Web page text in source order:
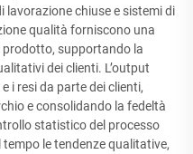
chiuse e sistemi di
qualità forniscono una
supportando la
dei clienti. L’output
i resi da parte dei clienti,
e consolidando la fedeltà
statistico del processo
le tendenze qualitative,